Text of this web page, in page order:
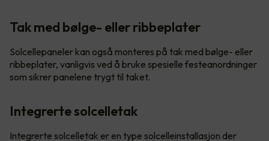
Tak med bølge- eller ribbeplater
Solcellepaneler kan også monteres på tak med bølge- eller
ribbeplater, vanligvis ved å bruke spesielle festeanordninger
som sikrer panelene trygt til taket.
Integrerte solcelletak
Integrerte solcelletak er en type solcelleinstallasjon der